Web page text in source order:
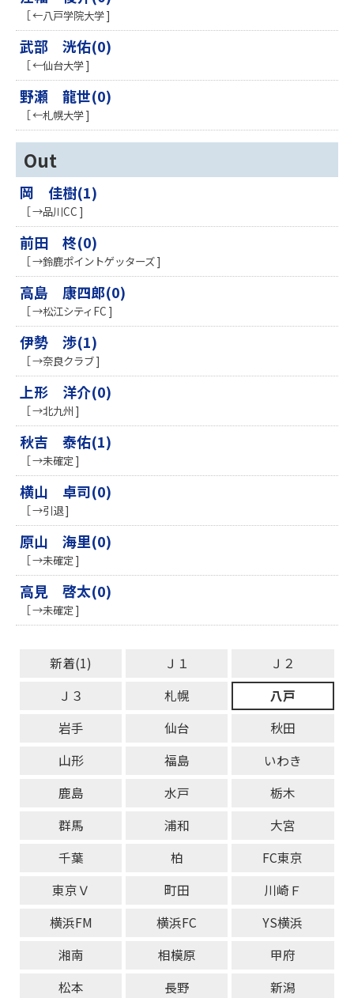
［ ←八戸学院大学 ]
武部 洸佑(0)
［ ←仙台大学 ]
野瀬 龍世(0)
［ ←札幌大学 ]
Out
岡 佳樹(1)
［ →品川CC ]
前田 柊(0)
［ →鈴鹿ポイントゲッターズ ]
高島 康四郎(0)
［ →松江シティFC ]
伊勢 渉(1)
［ →奈良クラブ ]
上形 洋介(0)
［ →北九州 ]
秋吉 泰佑(1)
［ →未確定 ]
横山 卓司(0)
［ →引退 ]
原山 海里(0)
［ →未確定 ]
高見 啓太(0)
［ →未確定 ]
新着(1) Ｊ１
Ｊ２
Ｊ３
札幌
八戸
岩手
仙台
秋田
山形
福島
いわき
鹿島
水戸
栃木
群馬
浦和
大宮
千葉
柏
FC東京
東京Ｖ
町田
川崎Ｆ
横浜FM
横浜FC
YS横浜
湘南
相模原
甲府
松本
長野
新潟